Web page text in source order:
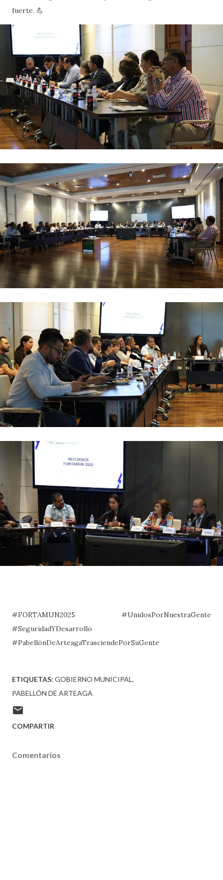
fuerte. 💪
#FORTAMUN2025 #UnidosPorNuestraGente
#SeguridadYDesarrollo
#PabellónDeArteagaTrasciendePorSuGente
ETIQUETAS: GOBIERNO MUNICIPAL
PABELLÓN DE ARTEAGA
COMPARTIR
Comentarios